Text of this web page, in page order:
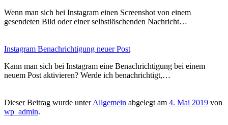
Wenn man sich bei Instagram einen Screenshot von einem
gesendeten Bild oder einer selbstlöschenden Nachricht…
Instagram Benachrichtigung neuer Post
Kann man sich bei Instagram eine Benachrichtigung bei einem
neuem Post aktivieren? Werde ich benachrichtigt,…
Dieser Beitrag wurde unterAllgemein abgelegt am 4. Mai 2019 von
wp_admin.